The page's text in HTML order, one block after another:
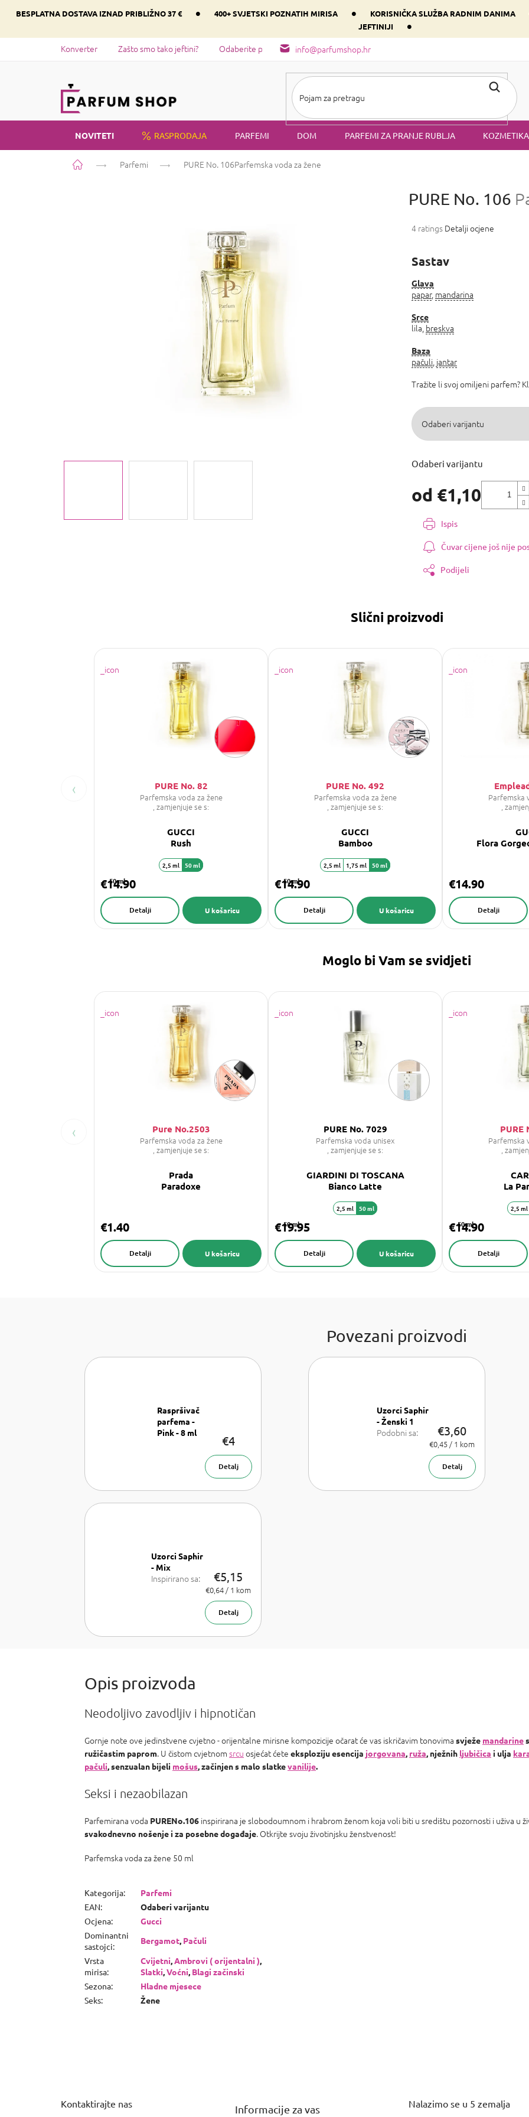
BESPLATNA DOSTAVA IZNAD PRIBLIŽNO 37 € • 400+ SVJETSKI POZNATIH MIRISA • KORISNIČKA SLUŽBA RADNIM DANIMA
JEFTINIJI
•
info@parfumshop.hr
Konverter Zašto smo tako jeftini? Odaberite parfem svog srca prema dominantnoj komponenti
NOVITETI RASPRODAJA PARFEMI DOM PARFEMI ZA PRANJE RUBLJA KOZMETIKA
Početna Parfemi PURE No. 106Parfemska voda za žene
PURE No. 106
Prosječna
je
od
5
4 ratings Detalji ocjene
od €1,10
cijenu:
Odaberi varijantu
Sastav
Glava
papar, mandarina
Srce
lila, breskva
Baza
pačuli jantar
Tražite li svoj omiljeni parfem?
Ispis
Čuvar cijene još nije
Podijeli
Slični proizvodi
‹ PURE No. 82
Parfemska voda za žene
, zamjenjuje se s:
GUCCI
Rush
50 ml
€14.90
U košaricu
Detalji
2,5 ml 50 ml
PURE No. 492
Parfemska voda za žene
, zamjenjuje se s:
GUCCI
Bamboo
50 ml
€14.90
U košaricu
Detalji
2,5 ml 1,75 ml 50 ml
Parfemska
,
Flora
€14.90
Detalji
Moglo bi Vam se svidjeti
‹ Pure No.2503
Parfemska voda za žene
, zamjenjuje se s:
Prada
Paradoxe
€1.40
U košaricu
Detalji
PURE No. 7029
Parfemska voda unisex
, zamjenjuje se s:
GIARDINI DI TOSCANA
Bianco Latte
50 ml
€19.95
U košaricu
Detalji
2,5 ml 50 ml
PURE
Parfemska
,
La
50 ml
€14.90
Detalji
2,5 ml
Povezani proizvodi
Raspršivač
parfema -
Pink - 8 ml
€4
Detalj
Uzorci Saphir
- Ženski 1
Podobni sa:
Armani Acqua
€3,60
Izmjeri
cijenu:
€0,45 / 1 kom
Detalj
Uzorci Saphir
- Mix
Inspirirano sa:
Mademoiselle,
Baccarat R.
540 a Armani
€5,15
Izmjeri
cijenu:
€0,64 / 1 kom
Detalj
Neodoljivo zavodljiv i hipnotičan
Gornje note ove jedinstvene cvjetno - orijentalne mirisne kompozicije očarat će vas iskričavim tonovima svježe mandarine
ružičastim paprom. U čistom cvjetnom srcu osjećat ćete eksploziju esencija jorgovana, ruža, nježnih ljubičica i ulja
pačuli, senzualan bijeli mošus, začinjen s malo slatkevanilije.
Seksi i nezaobilazan
Parfemirana voda PURENo.106 inspirirana je slobodoumnom i hrabrom ženom koja voli biti u središtu pozornosti i uživa u
svakodnevno nošenje i za posebne događaje. Otkrijte svoju životinjsku ženstvenost!
Parfemska voda za žene 50 ml
Kategorija:
Parfemi
EAN:
Odaberi varijantu
Ocjena:
Gucci
Dominantni
sastojci:
Bergamot, Pačuli
Vrsta
mirisa:
Cvijetni,Ambrovi ( orijentalni ),
Slatki,Voćni, Blagi začinski
Sezona:
Hladne mjesece
Seks: Žene
Kontaktirajte nas Informacije za vas Nalazimo se u 5 zemalja